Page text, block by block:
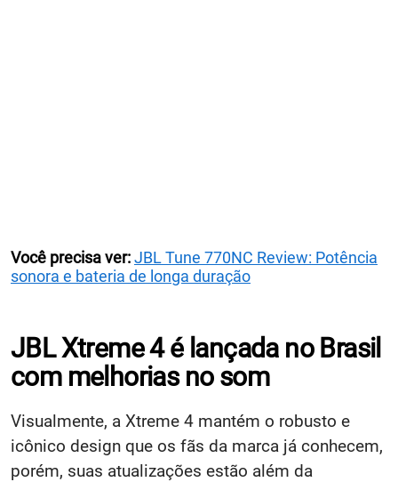
Você precisa ver:JBL Tune 770NC Review: Potência
sonora e bateria de longa duração
JBL Xtreme 4 é lançada no Brasil
com melhorias no som
Visualmente, a Xtreme 4 mantém o robusto e
icônico design que os fãs da marca já conhecem,
porém, suas atualizações estão além da